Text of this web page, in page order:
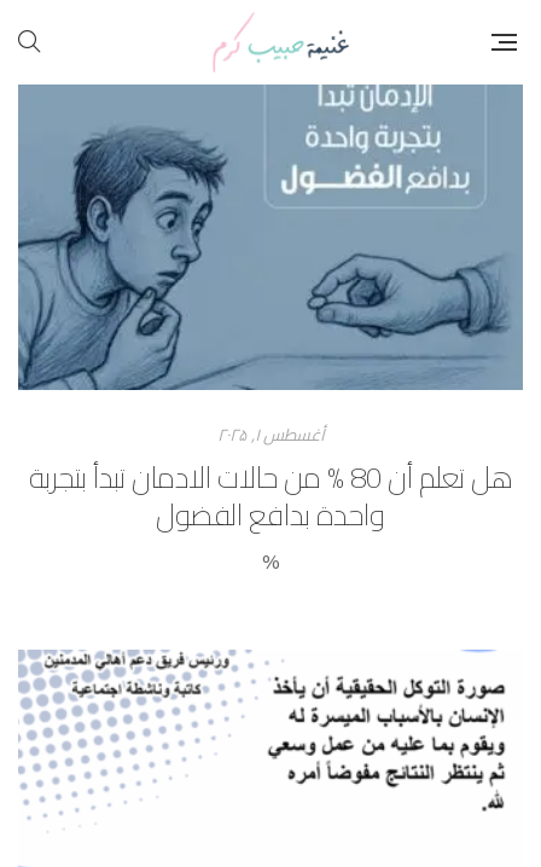
أغسطس ۱, ۲۰۲۵
هل تعلم أن 80 % من حالات الادمان تبدأ بتجربة
واحدة بدافع الفضول
%